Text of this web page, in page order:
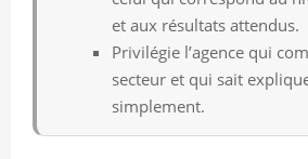
et aux résultats attendus.
Privilégie l’agence qui
secteur et qui sait
simplement.